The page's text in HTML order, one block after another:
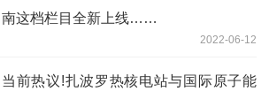
南这档栏目全新上线……
2022-06-12
当前热议!扎波罗热核电站与国际原子能